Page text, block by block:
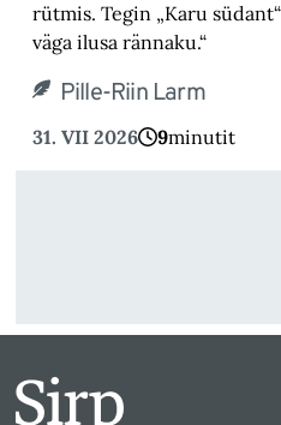
rütmis. Tegin „Karu
väga ilusa rännaku.“
Pille-Riin Larm
31. VII 2026 9minutit